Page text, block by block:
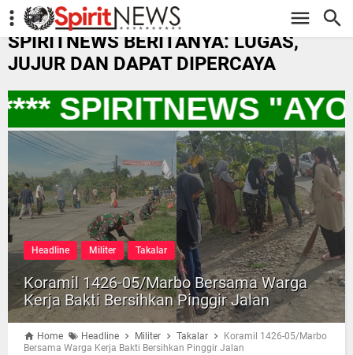
-->
SPIRITNEWS BERITANYA: LUGAS,
JUJUR DAN DAPAT DIPERCAYA
SPIRITNEWS "AYO
Headline Militer Takalar
Koramil 1426-05/Marbo Bersama Warga
Kerja Bakti Bersihkan Pinggir Jalan
Home Headline Militer Takalar
Koramil 1426-05/Marbo
Bersama Warga Kerja Bakti Bersihkan Pinggir Jalan